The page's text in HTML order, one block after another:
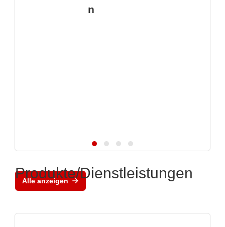
n
Alle anzeigen
Produkte/Dienstleistungen